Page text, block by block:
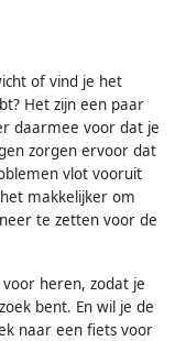
of vind je het
Het zijn een paar
daarmee voor dat je
zorgen ervoor dat
vlot vooruit
makkelijker om
te zetten voor de
heren, zodat je
bent. En wil je de
naar een fiets voor